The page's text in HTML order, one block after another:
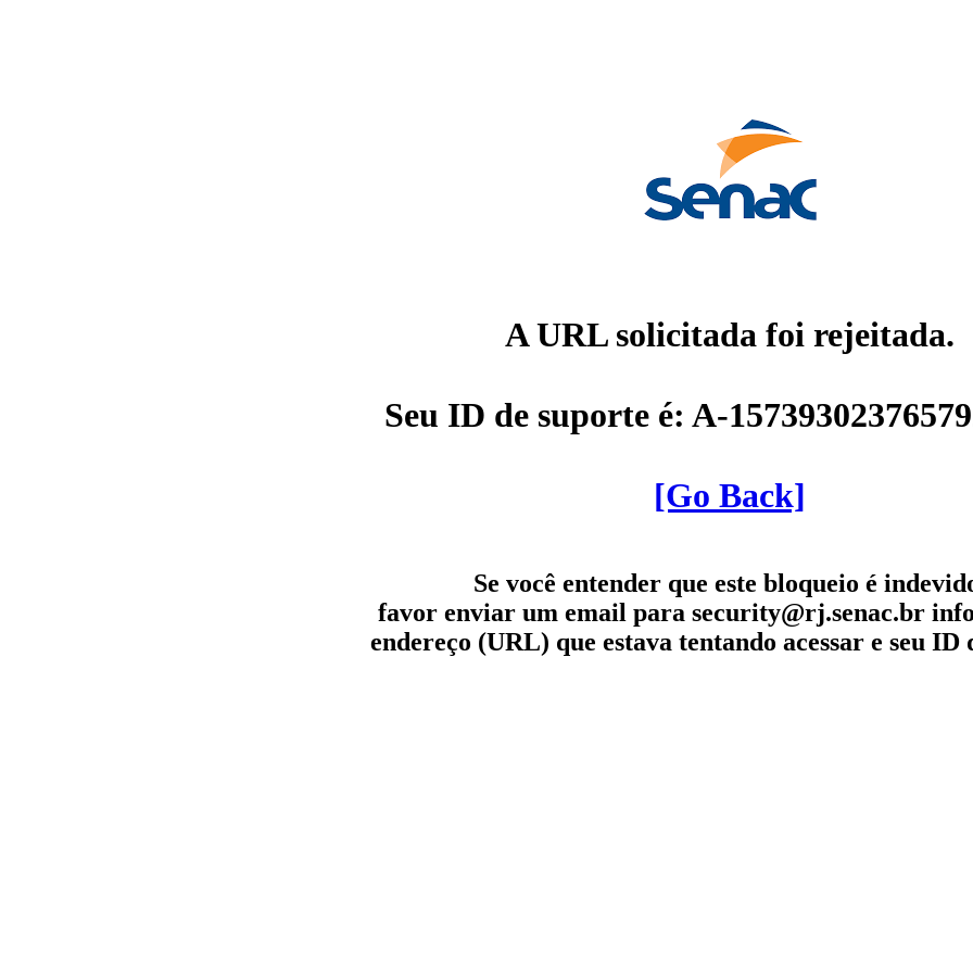
A URL solicitada foi rejeitada.
Seu ID de suporte é: A-
[Go Back]
Se você entender que este bloqueio é
favor enviar um email para security@rj.senac.br
endereço (URL) que estava tentando acessar e seu ID